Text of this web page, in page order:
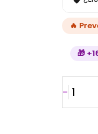
🔥
🎁
-